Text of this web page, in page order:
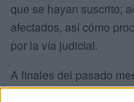
que se hayan suscrito;
afectados, así cómo
por la vía judicial.
A finales del pasado
videoconferencia, en la